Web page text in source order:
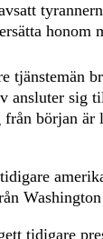
honom
tjänstemän
ansluter sig
från början är
tidigare